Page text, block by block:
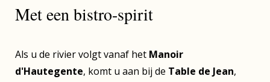
Met een bistro-spirit
Als u de rivier volgt vanaf het Manoir
d'Hautegente, komt u aan bij de Table de Jean,